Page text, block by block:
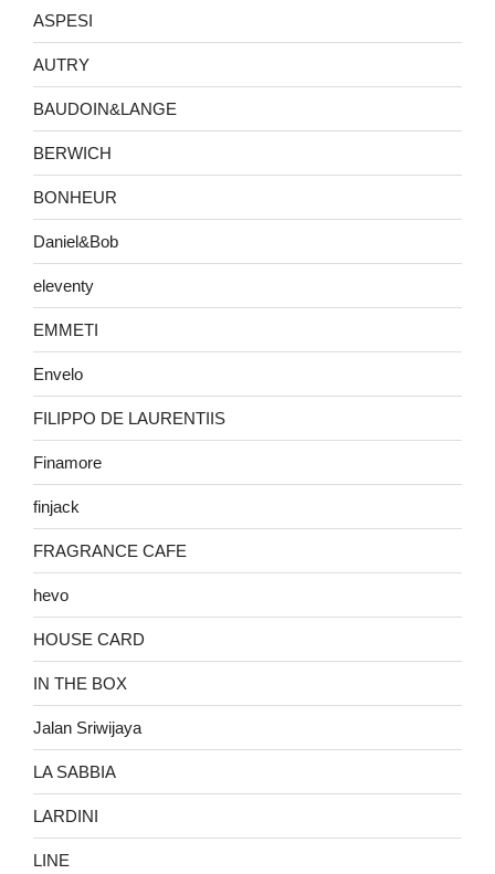
ASPESI
AUTRY
BAUDOIN&LANGE
BERWICH
BONHEUR
Daniel&Bob
eleventy
EMMETI
Envelo
FILIPPO DE LAURENTIIS
Finamore
finjack
FRAGRANCE CAFE
hevo
HOUSE CARD
IN THE BOX
Jalan Sriwijaya
LA SABBIA
LARDINI
LINE